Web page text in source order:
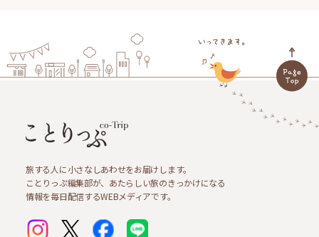
旅する人に小さなしあわせをお届けします。
ことりっぷ編集部が、あたらしい旅のきっかけになる
情報を毎日配信するWEBメディアです。